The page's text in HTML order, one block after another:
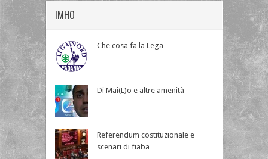
IMHO
Che cosa fa la Lega
Di Mai(L)o e altre amenità
Referendum costituzionale e
scenari di fiaba